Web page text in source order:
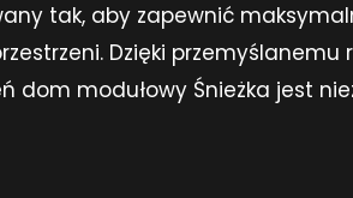
tak, aby zapewnić
Dzięki przemyślanemu
dom modułowy Śnieżka jest